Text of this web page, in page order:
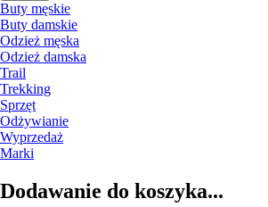
Buty męskie
Buty damskie
Odzież męska
Odzież damska
Trail
Trekking
Sprzęt
Odżywianie
Wyprzedaż
Marki
Dodawanie do koszyka...